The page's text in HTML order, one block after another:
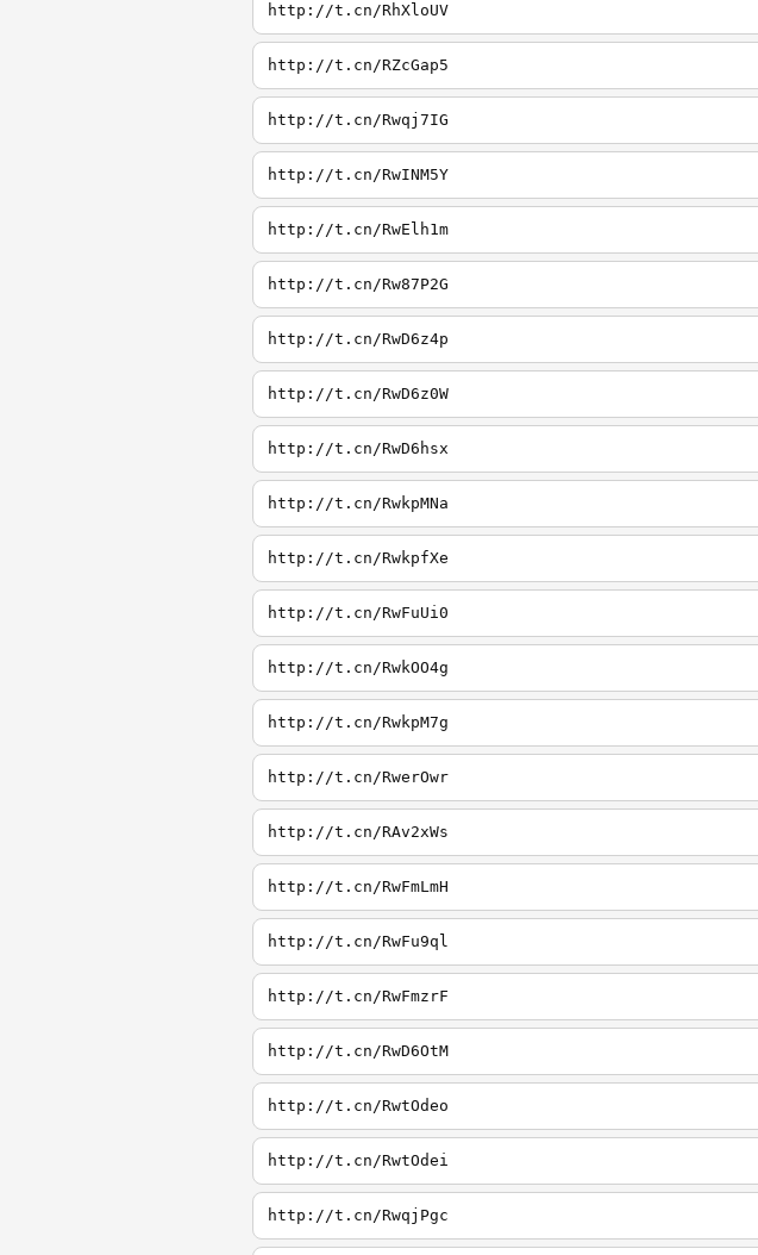
http://t.cn/RhXloUV
http://t.cn/RZcGap5
http://t.cn/Rwqj7IG
http://t.cn/RwINM5Y
http://t.cn/RwElh1m
http://t.cn/Rw87P2G
http://t.cn/RwD6z4p
http://t.cn/RwD6z0W
http://t.cn/RwD6hsx
http://t.cn/RwkpMNa
http://t.cn/RwkpfXe
http://t.cn/RwFuUi0
http://t.cn/RwkOO4g
http://t.cn/RwkpM7g
http://t.cn/RwerOwr
http://t.cn/RAv2xWs
http://t.cn/RwFmLmH
http://t.cn/RwFu9ql
http://t.cn/RwFmzrF
http://t.cn/RwD6OtM
http://t.cn/RwtOdeo
http://t.cn/RwtOdei
http://t.cn/RwqjPgc